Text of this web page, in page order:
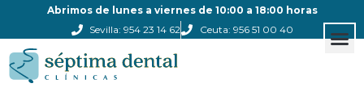
Abrimos de lunes a viernes de 10:00 a 18:00 horas
Sevilla: 954 23 14 62
Ceuta: 956 51 00 40